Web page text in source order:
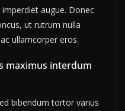
augue. Donec
ut rutrum nulla
ullamcorper eros.
maximus interdum
bibendum tortor varius